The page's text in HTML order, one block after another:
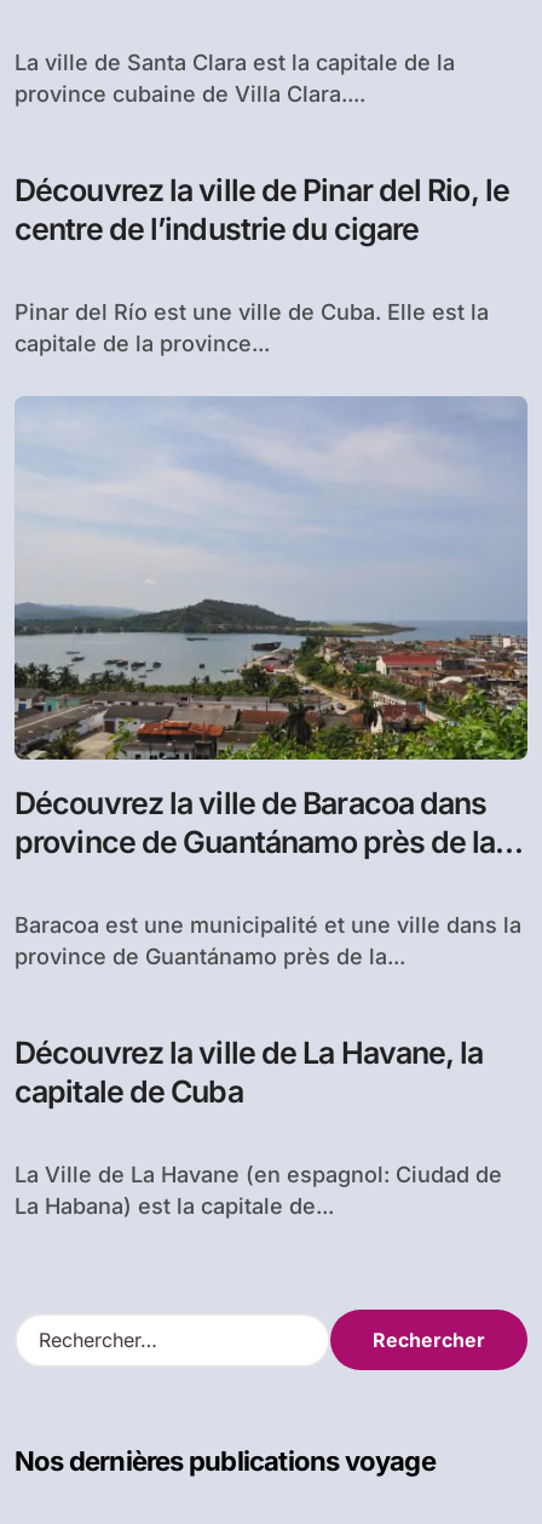
La ville de Santa Clara est la capitale de la
province cubaine de Villa Clara....
Découvrez la ville de Pinar del Rio, le
centre de l’industrie du cigare
Pinar del Río est une ville de Cuba. Elle est la
capitale de la province...
Découvrez la ville de Baracoa dans
province de Guantánamo près de la
Baracoa est une municipalité et une ville dans la
province de Guantánamo près de la...
Découvrez la ville de La Havane, la
capitale de Cuba
La Ville de La Havane (en espagnol: Ciudad de
La Habana) est la capitale de...
R
e
rNos dernières publications voyage